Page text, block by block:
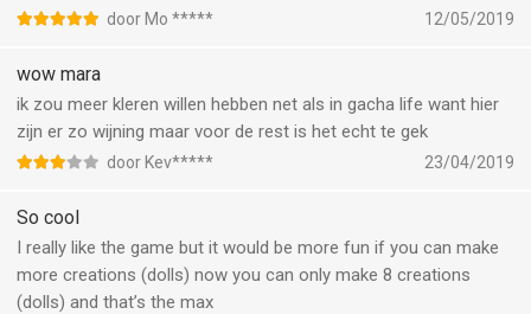
door Mo ***** 12/05/2019
wow mara
ik zou meer kleren willen hebben net als in gacha life want hier
zijn er zo wijning maar voor de rest is het echt te gek
door Kev***** 23/04/2019
So cool
I really like the game but it would be more fun if you can make
more creations (dolls) now you can only make 8 creations
(dolls) and that’s the max